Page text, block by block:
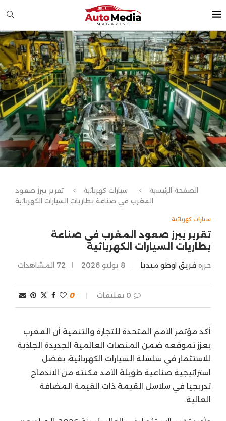
الصفحة الرئيسية سيارات كهربائية
تقرير يبرز صعود
المغرب في صناعة بطاريات السيارات الكهربائية
سيارات كهربائية
تقرير يبرز صعود المغرب في صناعة
بطاريات السيارات الكهربائية
حرره فريق اوطو ميديا 8 يوليو 2026 72 المشاهدات
0 تعليقات 0
أكد مؤتمر الأمم المتحدة للتجارة والتنمية أن المغرب
يعزز تموقعه ضمن المنصات العالمية الجديدة الجاذبة
للاستثمار في سلسلة السيارات الكهربائية، بفضل
استراتيجية صناعية طويلة الأمد مكنته من الاندماج
تدريجيا في سلاسل القيمة ذات القيمة المضافة
العالية.